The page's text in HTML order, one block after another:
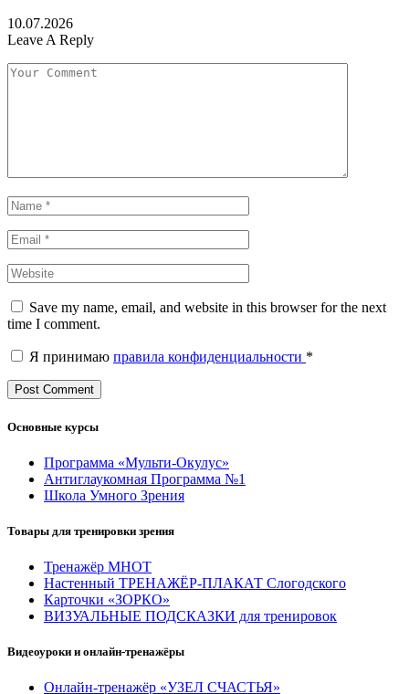
10.07.2026
Leave A Reply
Save my name, email, and website in this browser for the next
time I comment.
Я принимаю правила конфиденциальности *
Основные курсы
Программа «Мульти-Окулус»
Антиглаукомная Программа №1
Школа Умного Зрения
Товары для тренировки зрения
Тренажёр МНОТ
Настенный ТРЕНАЖЁР-ПЛАКАТ Слогодского
Карточки «ЗОРКО»
ВИЗУАЛЬНЫЕ ПОДСКАЗКИ для тренировок
Видеоуроки и онлайн-тренажёры
Онлайн-тренажёр «УЗЕЛ СЧАСТЬЯ»